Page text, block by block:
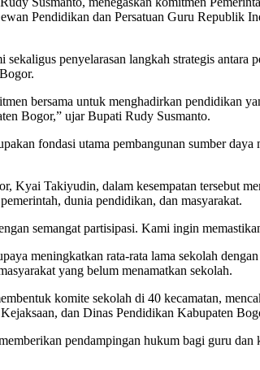
Pendidikan dan Persatuan Guru
penyelarasan langkah strategis
bersama untuk menghadirkan pendidikan
Bogor,” ujar Bupati Rudy Susmanto.
fondasi utama pembangunan sumber
Kyai Takiyudin, dalam kesempatan tersebut
dunia pendidikan, dan masyarakat.
semangat partisipasi. Kami ingin
meningkatkan rata-rata lama sekolah
yang belum menamatkan sekolah.
komite sekolah di 40 kecamatan,
dan Dinas Pendidikan Kabupaten
pendampingan hukum bagi guru